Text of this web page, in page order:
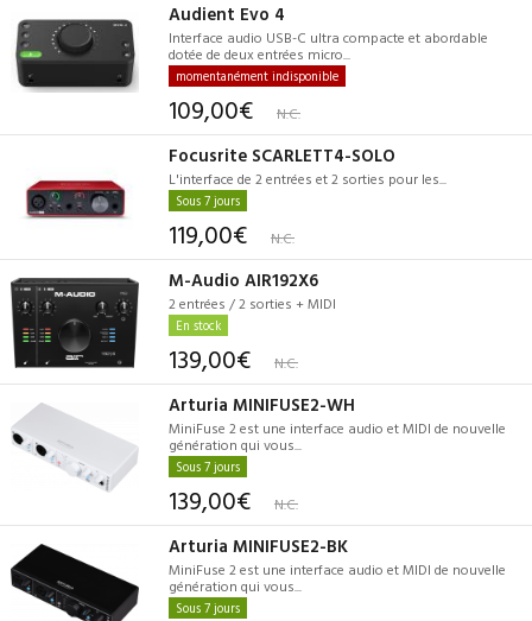
Audient Evo 4
Interface audio USB-C ultra compacte et abordable
dotée de deux entrées micro...
momentanément indisponible
109,00€ N.C.
Focusrite SCARLETT4-SOLO
L'interface de 2 entrées et 2 sorties pour les...
Sous 7 jours
119,00€ N.C.
M-Audio AIR192X6
2 entrées / 2 sorties + MIDI
En stock
139,00€ N.C.
Arturia MINIFUSE2-WH
MiniFuse 2 est une interface audio et MIDI de nouvelle
génération qui vous...
Sous 7 jours
139,00€ N.C.
Arturia MINIFUSE2-BK
MiniFuse 2 est une interface audio et MIDI de nouvelle
génération qui vous...
Sous 7 jours